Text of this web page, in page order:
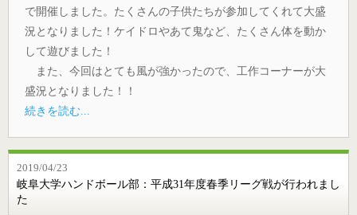
で開催しました。たくさんの子供たちが参加してくれて大盛
況となりました！ケイドロやあて鬼など、たくさん体を動か
して遊びました！
また、今回はとても風が強かったので、工作コーナーが大
盛況となりました！！
続きを読む...
2019/04/23
岐阜大学ハンドボール部：平成31年度春季リーグ戦が行われまし
た